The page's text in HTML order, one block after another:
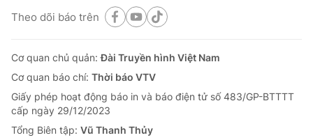
Theo dõi báo trên
Cơ quan chủ quản:Đài Truyền hình Việt Nam
Cơ quan báo chí: Thời báo VTV
Giấy phép hoạt động báo in và báo điện tử số 483/GP-BTTTT
cấp ngày 29/12/2023
Tổng Biên tập: Vũ Thanh Thủy